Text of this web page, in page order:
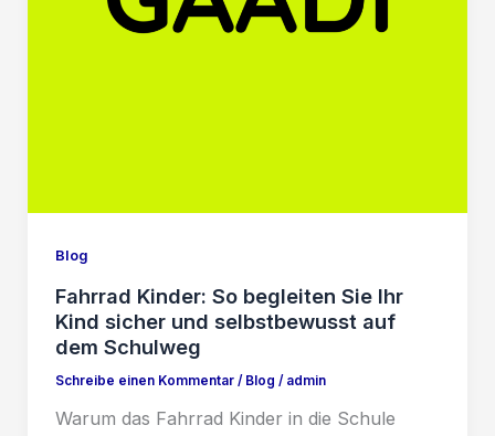
Blog
Fahrrad Kinder: So begleiten Sie Ihr
Kind sicher und selbstbewusst auf
dem Schulweg
Schreibe einen Kommentar / Blog / admin
Warum das Fahrrad Kinder in die Schule